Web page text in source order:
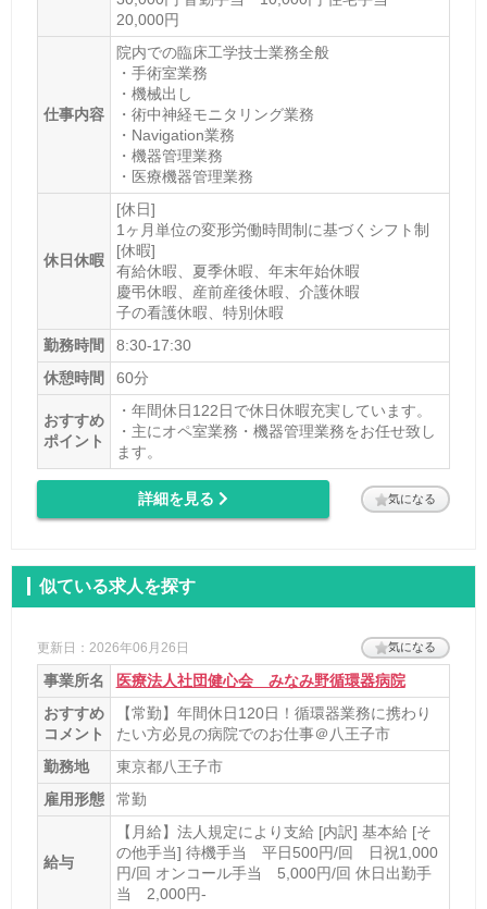
20,000円
仕事内容
院内での臨床工学技士業務全般
・手術室業務
・機械出し
・術中神経モニタリング業務
・Navigation業務
・機器管理業務
・医療機器管理業務
休日休暇
[休日]
1ヶ月単位の変形労働時間制に基づくシフト制
[休暇]
有給休暇、夏季休暇、年末年始休暇
慶弔休暇、産前産後休暇、介護休暇
子の看護休暇、特別休暇
勤務時間
8:30-17:30
休憩時間
60分
おすすめ
ポイント
・年間休日122日で休日休暇充実しています。
・主にオペ室業務・機器管理業務をお任せ致し
ます。
詳細を見る 気になる
似ている求人を探す
更新日：2026年06月26日 気になる
事業所名
医療法人社団健心会 みなみ野循環器病院
おすすめ
コメント
【常勤】年間休日120日！循環器業務に携わり
たい方必見の病院でのお仕事＠八王子市
勤務地
東京都八王子市
雇用形態
常勤
給与
【月給】法人規定により支給 [内訳] 基本給 [そ
の他手当] 待機手当 平日500円/回 日祝1,000
円/回 オンコール手当 5,000円/回 休日出勤手
当 2,000円-